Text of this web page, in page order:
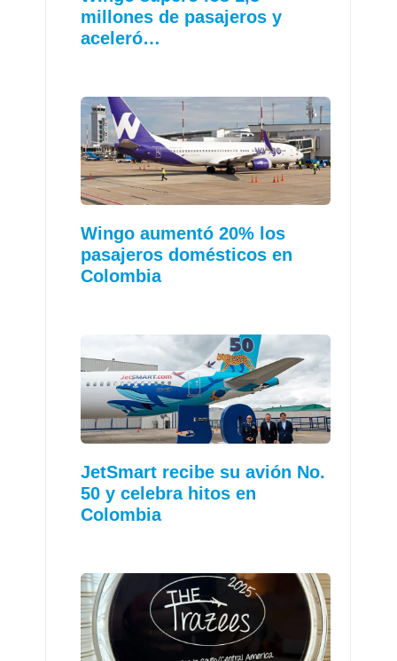
millones de pasajeros y
aceleró…
Wingo aumentó 20% los
pasajeros domésticos en
Colombia
JetSmart recibe su avión No.
50 y celebra hitos en
Colombia